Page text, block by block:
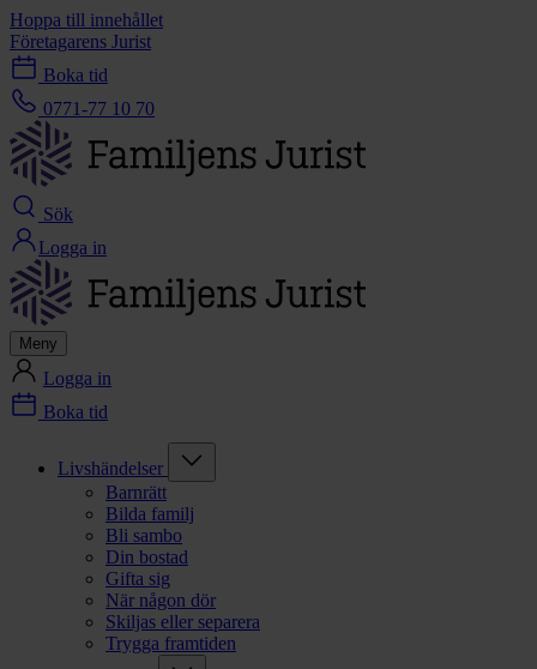
Hoppa till innehållet
Företagarens Jurist
Boka tid
0771-77 10 70
Sök
Logga in
Meny
Logga in
Boka tid
Livshändelser
Barnrätt
Bilda familj
Bli sambo
Din bostad
Gifta sig
När någon dör
Skiljas eller separera
Trygga framtiden